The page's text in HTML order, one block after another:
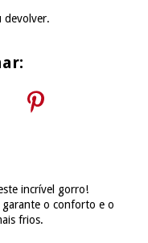
devolver.
incrível gorro!
garante o conforto e o
frios.